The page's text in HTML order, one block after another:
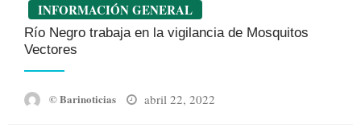
INFORMACIÓN GENERAL
Río Negro trabaja en la vigilancia de Mosquitos
Vectores
© Barinoticias
Posted
abril 22, 2022